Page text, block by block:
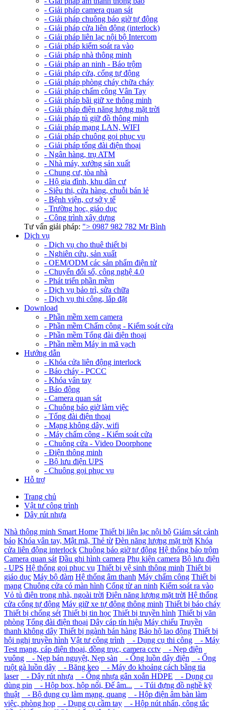
- Giải pháp camera quan sát
- Giải pháp chuông báo giờ tự động
- Giải pháp cửa liên động (interlock)
- Giải pháp liên lạc nội bộ Intercom
- Giải pháp kiểm soát ra vào
- Giải pháp nhà thông minh
- Giải pháp an ninh - Báo trộm
- Giải pháp cửa, cổng tự động
- Giải pháp phòng cháy chữa cháy
- Giải pháp chấm công Vân Tay
- Giải pháp bãi giữ xe thông minh
- Giải pháp điện năng lượng mặt trời
- Giải pháp tủ giữ đồ thông minh
- Giải pháp mạng LAN, WIFI
- Giải pháp chuông gọi phục vụ
- Giải pháp tổng đài điện thoại
- Ngân hàng, trụ ATM
- Nhà máy, xưởng sản xuất
- Chung cư, tòa nhà
- Hộ gia đình, khu dân cư
- Siêu thị, cửa hàng, chuỗi bán lẻ
- Bệnh viện, cơ sở y tế
- Trường học, giáo dục
- Công trình xây dựng
Tư vấn giải pháp: "> 0987 982 782 Mr Bình
Dịch vụ
- Dịch vụ cho thuê thiết bị
- Nghiên cứu, sản xuất
- OEM/ODM các sản phẩm điện tử
- Chuyển đổi số, công nghệ 4.0
- Phát triển phần mềm
- Dịch vụ bảo trì, sửa chữa
- Dịch vụ thi công, lắp đặt
Download
- Phần mềm xem camera
- Phần mềm Chấm công - Kiểm soát cửa
- Phần mềm Tổng đài điện thoại
- Phần mềm Máy in mã vạch
Hướng dẫn
- Khóa cửa liên động interlock
- Báo cháy - PCCC
- Khóa vân tay
- Báo động
- Camera quan sát
- Chuông báo giờ làm việc
- Tổng đài điện thoại
- Mạng không dây, wifi
- Máy chấm công - Kiểm soát cửa
- Chuông cửa - Video Doorphone
- Điện thông minh
- Bộ lưu điện UPS
- Chuông gọi phục vụ
Hỗ trợ
Trang chủ
Vật tư công trình
Dây rút nhựa
Nhà thông minh Smart Home Thiết bị liên lạc nội bộ Giám sát cảnh
báo Khóa vân tay, Mật mã, Thẻ từ Đèn năng lượng mặt trời Khóa
cửa liên động interlock Chuông báo giờ tự động Hệ thống báo trộm
Camera quan sát Đầu ghi hình camera Phụ kiện camera Bộ lưu điện
- UPS Hệ thống gọi phục vụ Thiết bị vệ sinh thông minh Thiết bị
giáo dục Máy bộ đàm Hệ thống âm thanh Máy chấm công Thiết bị
mạng Chuông cửa có màn hình Cổng từ an ninh Kiểm soát ra vào
Vỏ tủ điện trong nhà, ngoài trời Điện năng lượng mặt trời Hệ thống
cửa cổng tự động Máy giữ xe tự động thông minh Thiết bị báo cháy
Thiết bị chống sét Thiết bị tin học Thiết bị truyền hình Thiết bị văn
phòng Tổng đài điện thoại Dây cáp tín hiệu Máy chiếu Truyền
thanh không dây Thiết bị ngành bán hàng Bảo hộ lao động Thiết bị
hội nghị truyền hình Vật tư công trình - Dụng cụ thi công
- Máy
Test mạng, cáp điện thoại, đồng trục, camera cctv
- Nẹp điện
vuông
- Nẹp bán nguyệt, Nẹp sàn - Ống luồn dây điện
- Ống
ruột gà luồn dây
- Băng keo
- Máy đo khoảng cách bằng tia
laser
- Dây rút nhựa - Ống nhựa gân xoắn HDPE
- Dụng cụ
dùng pin
- Hộp box, hộp nối, Đế âm...
- Túi đựng đồ nghề kỹ
thuật
- Bộ dụng cụ làm mạng, quang
- Hộp điện âm bàn làm
việc, phòng họp
- Dụng cụ cầm tay
- Hộp nút nhấn, công tắc